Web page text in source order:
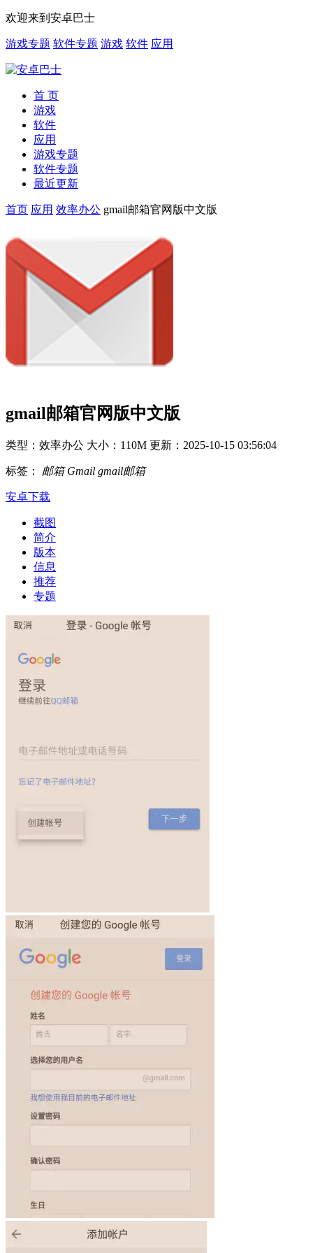
欢迎来到安卓巴士
游戏专题 软件专题 游戏 软件 应用
首 页
游戏
软件
应用
游戏专题
软件专题
最近更新
首页 应用 效率办公 gmail邮箱官网版中文版
gmail邮箱官网版中文版
类型：效率办公 大小：110M 更新：2025-10-15 03:56:04
标签： 邮箱 Gmail gmail邮箱
安卓下载
截图
简介
版本
信息
推荐
专题